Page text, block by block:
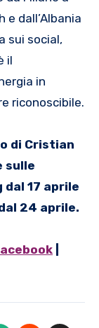
e dall’Albania
sui social,
il
in
riconoscibile.
di Cristian
sulle
17 aprile
24 aprile.